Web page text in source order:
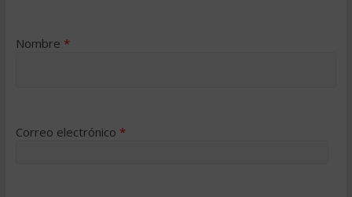
Nombre *
Correo electrónico *